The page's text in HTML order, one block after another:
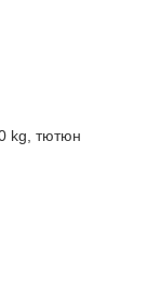
kg, тютюн